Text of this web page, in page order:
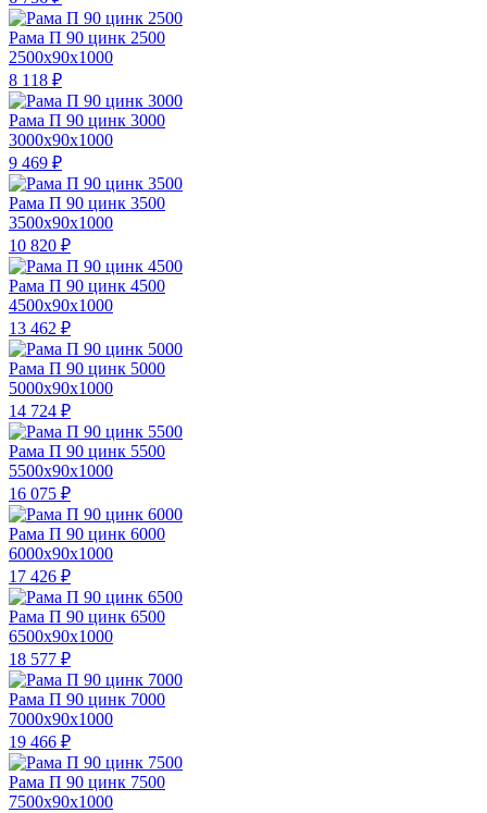
Рама П 90 цинк 2500
2500x90x1000
8 118 ₽
Рама П 90 цинк 3000
3000x90x1000
9 469 ₽
Рама П 90 цинк 3500
3500x90x1000
10 820 ₽
Рама П 90 цинк 4500
4500x90x1000
13 462 ₽
Рама П 90 цинк 5000
5000x90x1000
14 724 ₽
Рама П 90 цинк 5500
5500x90x1000
16 075 ₽
Рама П 90 цинк 6000
6000x90x1000
17 426 ₽
Рама П 90 цинк 6500
6500x90x1000
18 577 ₽
Рама П 90 цинк 7000
7000x90x1000
19 466 ₽
Рама П 90 цинк 7500
7500x90x1000